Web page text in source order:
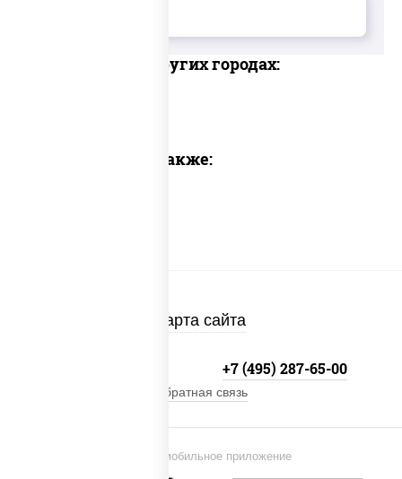
Доставка в других городах:
Предлагаем также:
Карта сайта
Установи мобильное приложение
+7 (495) 287-65-00
Обратная связь